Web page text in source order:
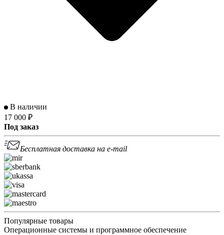
В наличии
17 000 ₽
Под заказ
Бесплатная доставка на e-mail
Популярные товары
Операционные системы и программное обеспечение